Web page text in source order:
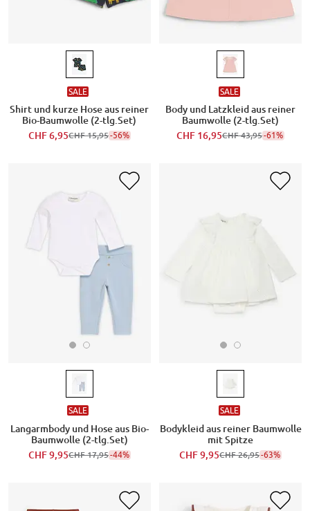
SALE
Shirt und kurze Hose aus reiner
Bio-Baumwolle (2-tlg.Set)
CHF 6,95CHF 15,95-56%
SALE
Body und Latzkleid aus reiner
Baumwolle (2-tlg.Set)
CHF 16,95CHF 43,95-61%
SALE
Langarmbody und Hose aus Bio-
Baumwolle (2-tlg.Set)
CHF 9,95CHF 17,95-44%
SALE
Bodykleid aus reiner Baumwolle
mit Spitze
CHF 9,95CHF 26,95-63%